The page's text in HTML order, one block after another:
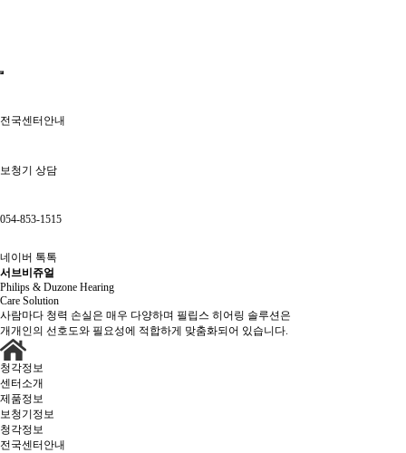
전국센터안내
보청기 상담
054-853-1515
네이버 톡톡
서브비쥬얼
Philips & Duzone Hearing
Care Solution
사람마다 청력 손실은 매우 다양하며 필립스 히어링 솔루션은
개개인의 선호도와 필요성에 적합하게 맞춤화되어 있습니다.
청각정보
센터소개
제품정보
보청기정보
청각정보
전국센터안내